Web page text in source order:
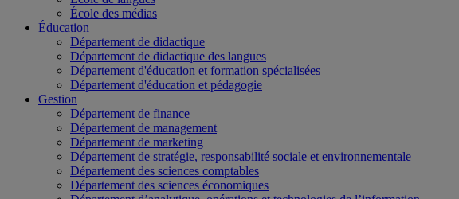
École des médias
Éducation
Département de didactique
Département de didactique des langues
Département d'éducation et formation spécialisées
Département d'éducation et pédagogie
Gestion
Département de finance
Département de management
Département de marketing
Département de stratégie, responsabilité sociale et environnementale
Département des sciences comptables
Département des sciences économiques